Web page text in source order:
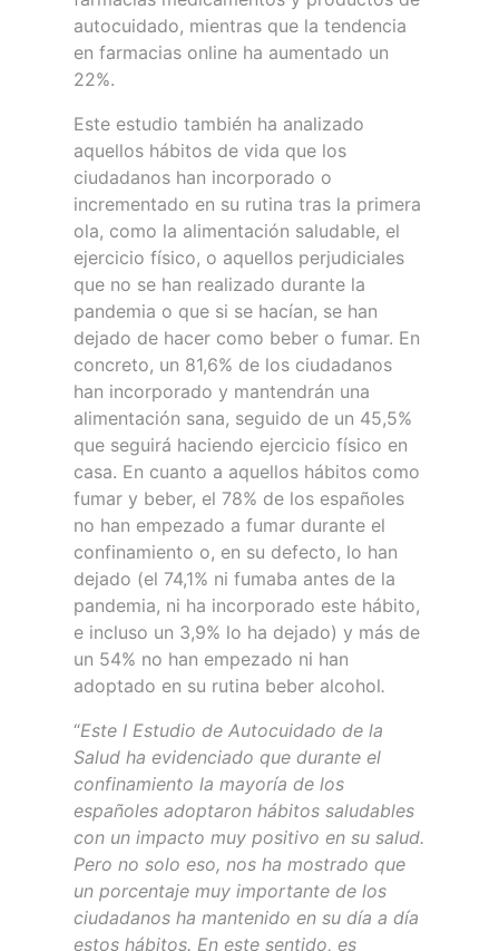
autocuidado, mientras que la tendencia
en farmacias online ha aumentado un
22%.
Este estudio también ha analizado
aquellos hábitos de vida que los
ciudadanos han incorporado o
incrementado en su rutina tras la primera
ola, como la alimentación saludable, el
ejercicio físico, o aquellos perjudiciales
que no se han realizado durante la
pandemia o que si se hacían, se han
dejado de hacer como beber o fumar. En
concreto, un 81,6% de los ciudadanos
han incorporado y mantendrán una
alimentación sana, seguido de un 45,5%
que seguirá haciendo ejercicio físico en
casa. En cuanto a aquellos hábitos como
fumar y beber, el 78% de los españoles
no han empezado a fumar durante el
confinamiento o, en su defecto, lo han
dejado (el 74,1% ni fumaba antes de la
pandemia, ni ha incorporado este hábito,
e incluso un 3,9% lo ha dejado) y más de
un 54% no han empezado ni han
adoptado en su rutina beber alcohol.
“Este I Estudio de Autocuidado de la
Salud ha evidenciado que durante el
confinamiento la mayoría de los
españoles adoptaron hábitos saludables
con un impacto muy positivo en su salud.
Pero no solo eso, nos ha mostrado que
un porcentaje muy importante de los
ciudadanos ha mantenido en su día a día
estos hábitos. En este sentido, es